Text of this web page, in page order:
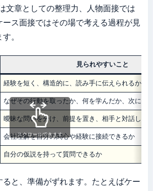
文章としての整理力、人物面接では
ース面接ではその場で考える過程が見
。
見られやすいこと
経験を短く、構造的に、読み手に伝えられるか
なぜその行動を取ったか、何を学んだか、次にど
曖昧な問いを分け、前提を置き、相手と対話しな
会社理解を自分の関心や経験に接続できるか
自分の仮説を持って質問できるか
スクロールできます
ると、準備がずれます。たとえばケー